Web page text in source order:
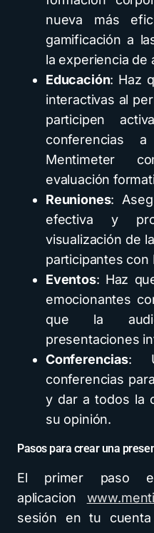
nueva más
gamificación a
la experiencia de
Educación: Haz
interactivas al
participen
conferencias
Mentimeter
evaluación
Reuniones:
efectiva y
visualización de
participantes con
Eventos: Haz
emocionantes
que la
presentaciones
Conferencias:
conferencias
y dar a todos la
su opinión.
Pasos para crear una
El primer paso
aplicacion
sesión en tu